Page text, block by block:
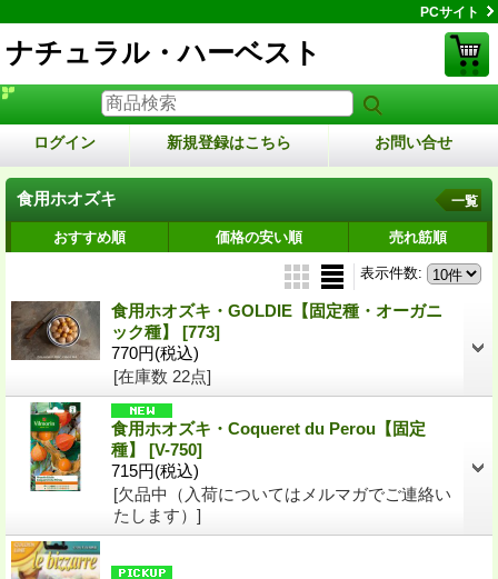
PCサイト
ナチュラル・ハーベスト
ログイン 新規登録はこちら お問い合せ
食用ホオズキ 一覧
おすすめ順 価格の安い順 売れ筋順
表示件数:
食用ホオズキ・GOLDIE【固定種・オーガニ
ック種】 [773]
770円(税込)
[在庫数 22点]
食用ホオズキ・Coqueret du Perou【固定
種】 [V-750]
715円(税込)
[欠品中（入荷についてはメルマガでご連絡い
たします）]